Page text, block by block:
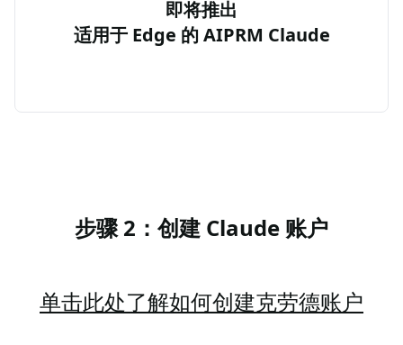
即将推出
适用于 Edge 的 AIPRM Claude
步骤 2：创建 Claude 账户
单击此处了解如何创建克劳德账户